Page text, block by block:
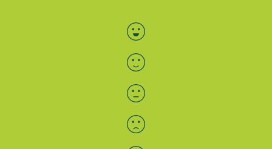
Bewertung auswählen